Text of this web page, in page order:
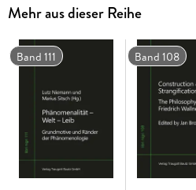
Konstruktiver Realismus
47
Nicole Holzenthal (Oviedo, Spain)
Culturally different
doctrines
Islam and the West
Gerhard Klünger (Vienna, Austria)
Epistemology and Freedom of
77
Mehr aus dieser Reihe
Band 111 Band 108